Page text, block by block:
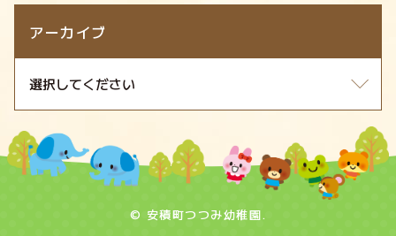
アーカイブ
© 安積町つつみ幼稚園.